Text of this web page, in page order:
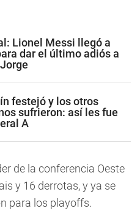
Lionel Messi llegó a
dar el último adiós a
festejó y los otros
sufrieron: así les fue
A
de la conferencia Oeste
y 16 derrotas, y ya se
para los playoffs.